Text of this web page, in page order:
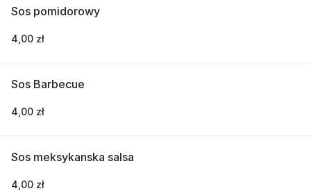
Sos pomidorowy
4,00 zł
Sos Barbecue
4,00 zł
Sos meksykanska salsa
4,00 zł